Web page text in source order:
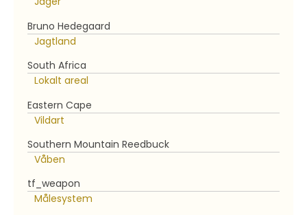
Bruno Hedegaard
Jagtland
South Africa
Lokalt areal
Eastern Cape
Vildart
Southern Mountain Reedbuck
Våben
tf_weapon
Målesystem